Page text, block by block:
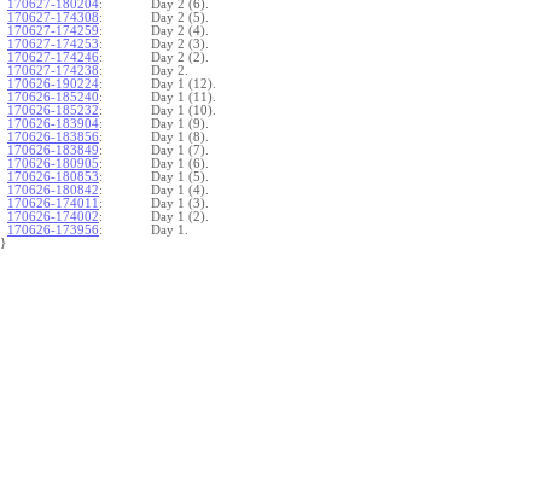
170627-180204:
Day 2 (6).
170627-174308:
Day 2 (5).
170627-174259:
Day 2 (4).
170627-174253:
Day 2 (3).
170627-174246:
Day 2 (2).
170627-174238:
Day 2.
170626-190224:
Day 1 (12).
170626-185240:
Day 1 (11).
170626-185232:
Day 1 (10).
170626-183904:
Day 1 (9).
170626-183856:
Day 1 (8).
170626-183849:
Day 1 (7).
170626-180905:
Day 1 (6).
170626-180853:
Day 1 (5).
170626-180842:
Day 1 (4).
170626-174011 :
Day 1 (3).
170626-174002:
Day 1 (2).
170626-173956:
Day 1.
}